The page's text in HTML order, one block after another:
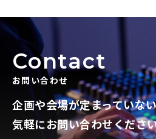
Contact
お問い合わせ
企画や会場が定まっていな
気軽にお問い合わせくださ